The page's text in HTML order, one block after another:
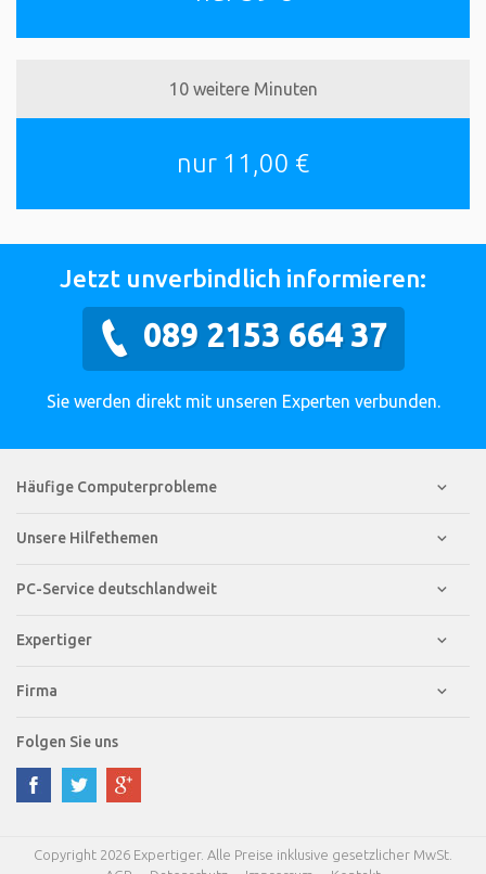
10 weitere Minuten
nur 11,00 €
Jetzt unverbindlich informieren:
089 2153 664 37
Sie werden direkt mit unseren Experten verbunden.
Häufige Computerprobleme
Unsere Hilfethemen
PC-Service deutschlandweit
Expertiger
Firma
Folgen Sie uns
Copyright 2026 Expertiger. Alle Preise inklusive gesetzlicher MwSt.